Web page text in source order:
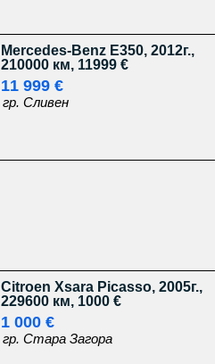
Mercedes-Benz E350, 2012г.,
210000 км, 11999 €
11 999 €
гр. Сливен
Citroen Xsara Picasso, 2005г.,
229600 км, 1000 €
1 000 €
гр. Стара Загора